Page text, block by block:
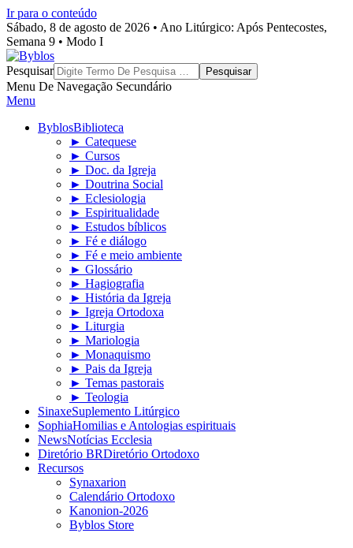
Ir para o conteúdo
Sábado, 8 de agosto de 2026 • Ano Litúrgico: Após Pentecostes,
Semana 9 • Modo I
Byblos
Pesquisar
Menu De Navegação Secundário
Menu
ByblosBiblioteca
► Catequese
► Cursos
► Doc. da Igreja
► Doutrina Social
► Eclesiologia
► Espiritualidade
► Estudos bíblicos
► Fé e diálogo
► Fé e meio ambiente
► Glossário
► Hagiografia
► História da Igreja
► Igreja Ortodoxa
► Liturgia
► Mariologia
► Monaquismo
► Pais da Igreja
► Temas pastorais
► Teologia
SinaxeSuplemento Litúrgico
SophiaHomilias e Antologias espirituais
NewsNotícias Ecclesia
Diretório BRDiretório Ortodoxo
Recursos
Synaxarion
Calendário Ortodoxo
Kanonion-2026
Byblos Store